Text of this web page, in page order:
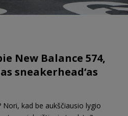
New Balance 574,
sneakerhead‘as
kad be aukščiausio lygio